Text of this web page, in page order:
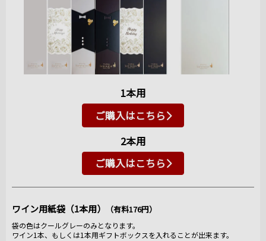
1本用
ご購入はこちら
2本用
ご購入はこちら
ワイン用紙袋（1本用） （有料176円）
袋の色はクールグレーのみとなります。
ワイン1本、もしくは1本用ギフトボックスを入れることが出来ます。